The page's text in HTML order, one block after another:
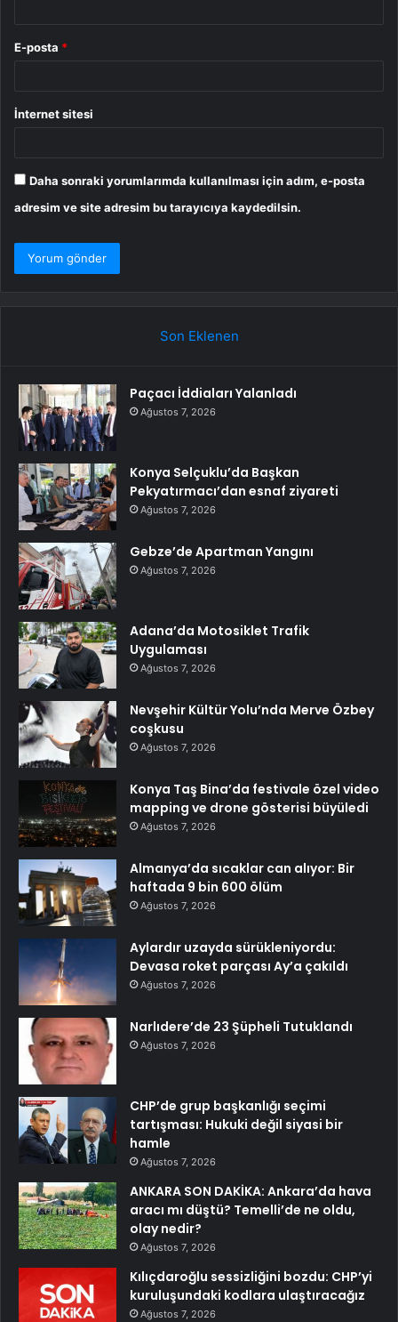
E-posta *
İnternet sitesi
Daha sonraki yorumlarımda kullanılması için adım, e-posta
adresim ve site adresim bu tarayıcıya kaydedilsin.
Son Eklenen
Paçacı İddiaları Yalanladı
Ağustos 7, 2026
Konya Selçuklu’da Başkan
Pekyatırmacı’dan esnaf ziyareti
Ağustos 7, 2026
Gebze’de Apartman Yangını
Ağustos 7, 2026
Adana’da Motosiklet Trafik
Uygulaması
Ağustos 7, 2026
Nevşehir Kültür Yolu’nda Merve Özbey
coşkusu
Ağustos 7, 2026
Konya Taş Bina’da festivale özel video
mapping ve drone gösterisi büyüledi
Ağustos 7, 2026
Almanya’da sıcaklar can alıyor: Bir
haftada 9 bin 600 ölüm
Ağustos 7, 2026
Aylardır uzayda sürükleniyordu:
Devasa roket parçası Ay’a çakıldı
Ağustos 7, 2026
Narlıdere’de 23 Şüpheli Tutuklandı
Ağustos 7, 2026
CHP’de grup başkanlığı seçimi
tartışması: Hukuki değil siyasi bir
hamle
Ağustos 7, 2026
ANKARA SON DAKİKA: Ankara’da hava
aracı mı düştü? Temelli’de ne oldu,
olay nedir?
Ağustos 7, 2026
Kılıçdaroğlu sessizliğini bozdu: CHP’yi
kuruluşundaki kodlara ulaştıracağız
Ağustos 7, 2026